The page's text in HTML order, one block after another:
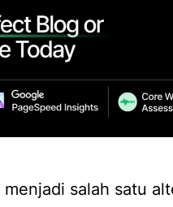
menjadi salah satu